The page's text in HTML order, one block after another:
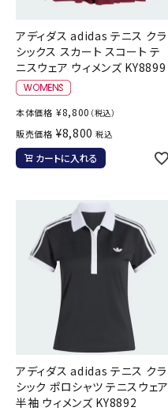
アディダス adidas テニス クラ
シックス スカート スコート テ
ニスウェア ウィメンズ KY8899
本体価格 ¥8,800 （税込）
販売価格 ¥8,800 税込
カートに入れる
アディダス adidas テニス クラ
シック ポロシャツ テニスウェア
半袖 ウィメンズ KY8892